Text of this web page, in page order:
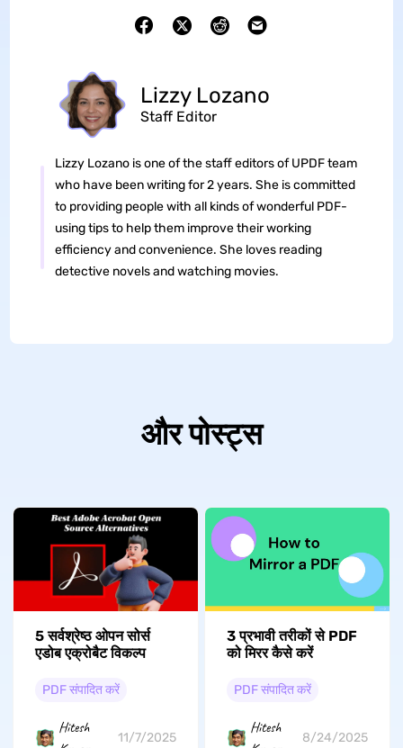
Lizzy Lozano
Staff Editor
Lizzy Lozano is one of the staff editors of UPDF team
who have been writing for 2 years. She is committed
to providing people with all kinds of wonderful PDF-
using tips to help them improve their working
efficiency and convenience. She loves reading
detective novels and watching movies.
और पोस्ट्स
5 सर्वश्रेष्ठ ओपन सोर्स
एडोब एक्रोबैट विकल्प
PDF संपादित करें
Hitesh
11/7/2025
3 प्रभावी तरीकों से PDF
को मिरर कैसे करें
PDF संपादित करें
Hitesh
8/24/2025